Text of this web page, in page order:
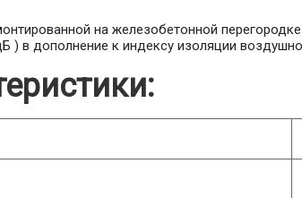
на железобетонной
) в дополнение к индексу изоляции